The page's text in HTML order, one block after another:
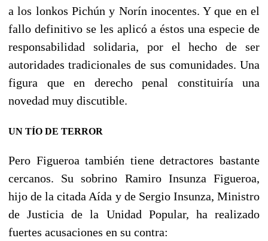
a los lonkos Pichún y Norín inocentes. Y que en el
fallo definitivo se les aplicó a éstos una especie de
responsabilidad solidaria, por el hecho de ser
autoridades tradicionales de sus comunidades. Una
figura que en derecho penal constituiría una
novedad muy discutible.
UN TÍO DE TERROR
Pero Figueroa también tiene detractores bastante
cercanos. Su sobrino Ramiro Insunza Figueroa,
hijo de la citada Aída y de Sergio Insunza, Ministro
de Justicia de la Unidad Popular, ha realizado
fuertes acusaciones en su contra: